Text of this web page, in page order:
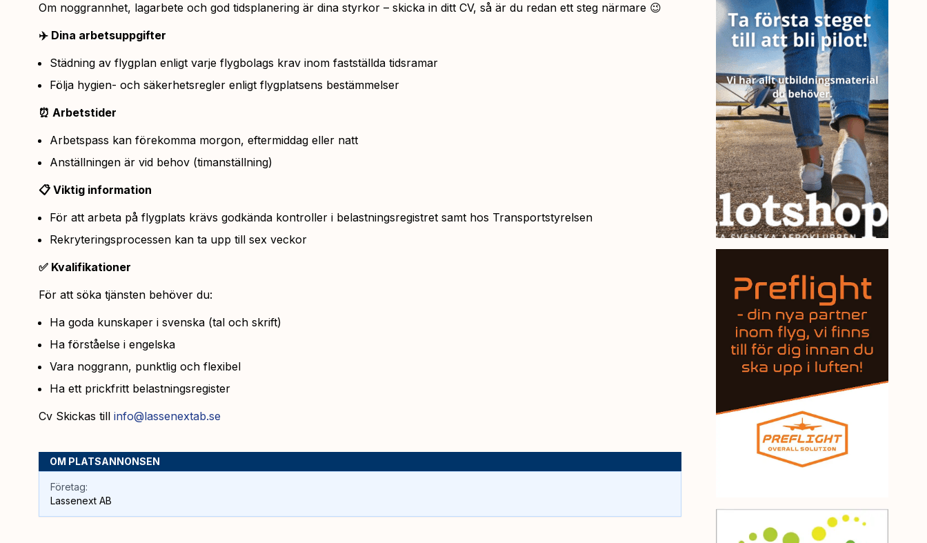
Om noggrannhet, lagarbete och god tidsplanering är dina styrkor – skicka in ditt CV, så är du redan ett steg närmare 😉
✈️ Dina arbetsuppgifter
Städning av flygplan enligt varje flygbolags krav inom fastställda tidsramar
Följa hygien- och säkerhetsregler enligt flygplatsens bestämmelser
⏰ Arbetstider
Arbetspass kan förekomma morgon, eftermiddag eller natt
Anställningen är vid behov (timanställning)
📋 Viktig information
För att arbeta på flygplats krävs godkända kontroller i belastningsregistret samt hos Transportstyrelsen
Rekryteringsprocessen kan ta upp till sex veckor
✅ Kvalifikationer
För att söka tjänsten behöver du:
Ha goda kunskaper i svenska (tal och skrift)
Ha förståelse i engelska
Vara noggrann, punktlig och flexibel
Ha ett prickfritt belastningsregister
Cv Skickas till info@lassenextab.se
OM PLATSANNONSEN
Företag:
Lassenext AB